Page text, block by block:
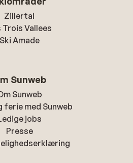
Zillertal
Trois Vallees
Ski Amade
Sunweb
Sunweb
ferie med Sunweb
jobs
Presse